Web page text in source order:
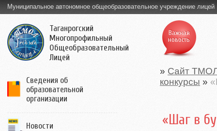
Муниципальное автономное общеобразовательное учреждение
Таганрогский
Многопрофильный
Общеобразовательный
Лицей
Сведения об
образовательной
организации
Новости
Важная
новость
» Сайт
конкурсы »
«Шаг в